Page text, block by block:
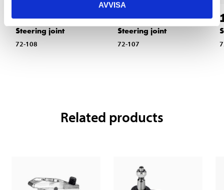
AVVISA
115:-
Steering joint
72-108
115:-
Steering joint
72-107
Related products